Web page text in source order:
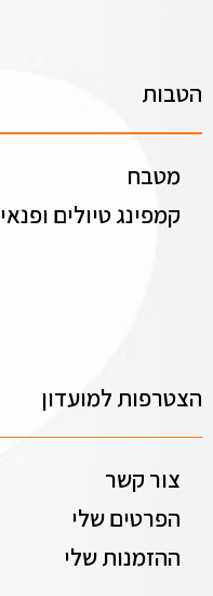
הטבות
מטבח
קמפינג טיולים ופנאי
הצטרפות למועדון
צור קשר
הפרטים שלי
ההזמנות שלי